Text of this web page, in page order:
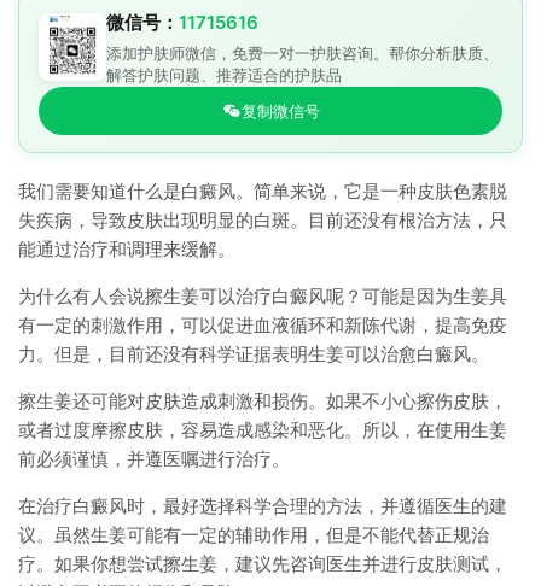
微信号： 11715616
添加护肤师微信，免费一对一护肤咨询。帮你分析肤质、
解答护肤问题、推荐适合的护肤品
复制微信号
我们需要知道什么是白癜风。简单来说，它是一种皮肤色素脱
失疾病，导致皮肤出现明显的白斑。目前还没有根治方法，只
能通过治疗和调理来缓解。
为什么有人会说擦生姜可以治疗白癜风呢？可能是因为生姜具
有一定的刺激作用，可以促进血液循环和新陈代谢，提高免疫
力。但是，目前还没有科学证据表明生姜可以治愈白癜风。
擦生姜还可能对皮肤造成刺激和损伤。如果不小心擦伤皮肤，
或者过度摩擦皮肤，容易造成感染和恶化。所以，在使用生姜
前必须谨慎，并遵医嘱进行治疗。
在治疗白癜风时，最好选择科学合理的方法，并遵循医生的建
议。虽然生姜可能有一定的辅助作用，但是不能代替正规治
疗。如果你想尝试擦生姜，建议先咨询医生并进行皮肤测试，